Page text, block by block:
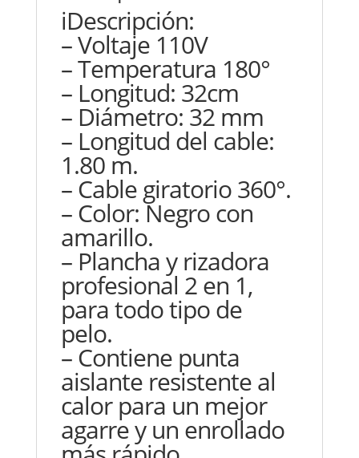
iDescripción:
– Voltaje 110V
– Temperatura 180°
– Longitud: 32cm
– Diámetro: 32 mm
– Longitud del cable:
1.80 m.
– Cable giratorio 360°.
– Color: Negro con
amarillo.
– Plancha y rizadora
profesional 2 en 1,
para todo tipo de
pelo.
– Contiene punta
aislante resistente al
calor para un mejor
agarre y un enrollado